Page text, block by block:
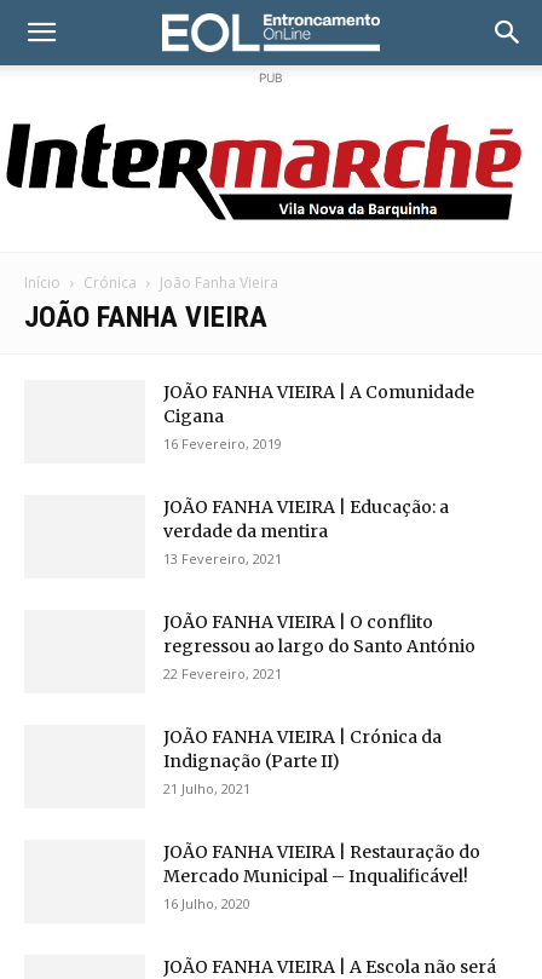
PUB
Início Crónica João Fanha Vieira
JOÃO FANHA VIEIRA
JOÃO FANHA VIEIRA | A Comunidade
Cigana
16 Fevereiro, 2019
JOÃO FANHA VIEIRA | Educação: a
verdade da mentira
13 Fevereiro, 2021
JOÃO FANHA VIEIRA | O conflito
regressou ao largo do Santo António
22 Fevereiro, 2021
JOÃO FANHA VIEIRA | Crónica da
Indignação (Parte II)
21 Julho, 2021
JOÃO FANHA VIEIRA | Restauração do
Mercado Municipal – Inqualificável!
16 Julho, 2020
JOÃO FANHA VIEIRA | A Escola não será